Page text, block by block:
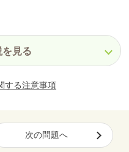
見る
する注意事項
次の問題へ